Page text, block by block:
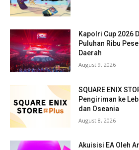
Kapolri Cup 2026
Puluhan Ribu
Daerah
August 9, 2026
SQUARE ENIX
Pengiriman ke
dan Oseania
August 8, 2026
Akuisisi EA Oleh